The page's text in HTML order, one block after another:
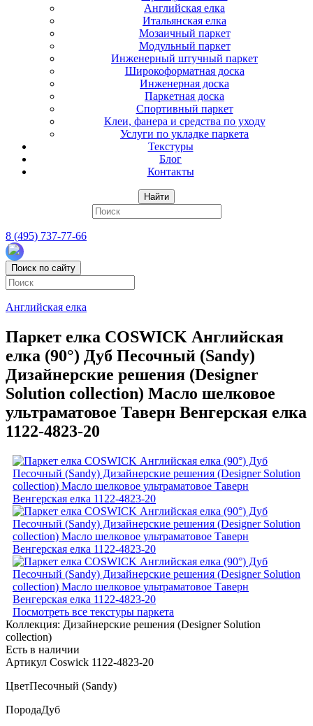
Английская елка
Итальянская елка
Мозаичный паркет
Модульный паркет
Инженерный штучный паркет
Широкоформатная доска
Инженерная доска
Паркетная доска
Спортивный паркет
Клеи, фанера и средства по уходу
Услуги по укладке паркета
Текстуры
Блог
Контакты
Найти
8 (495) 737-77-66
Поиск по сайту
Английская елка
Паркет елка COSWICK Английская
елка (90°) Дуб Песочный (Sandy)
Дизайнерские решения (Designer
Solution collection) Масло шелковое
ультраматовое Таверн Венгерская елка
1122-4823-20
Посмотреть все текстуры паркета
Коллекция: Дизайнерские решения (Designer Solution
collection)
Есть в наличии
Артикул Coswick 1122-4823-20
ЦветПесочный (Sandy)
ПородаДуб